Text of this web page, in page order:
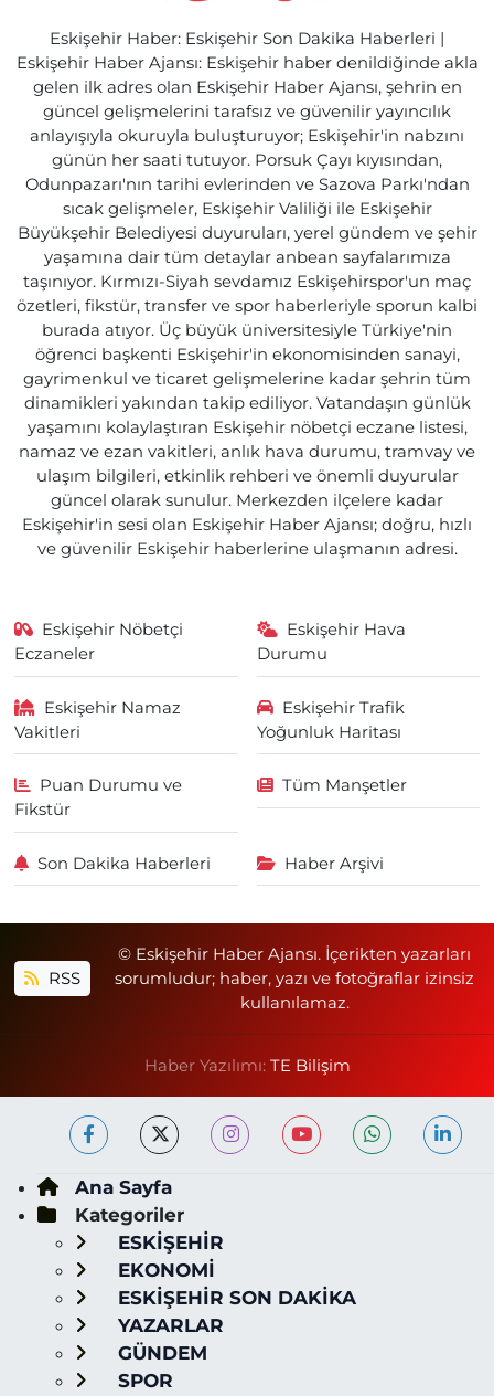
Eskişehir Haber: Eskişehir Son Dakika Haberleri |
Eskişehir Haber Ajansı: Eskişehir haber denildiğinde akla
gelen ilk adres olan Eskişehir Haber Ajansı, şehrin en
güncel gelişmelerini tarafsız ve güvenilir yayıncılık
anlayışıyla okuruyla buluşturuyor; Eskişehir'in nabzını
günün her saati tutuyor. Porsuk Çayı kıyısından,
Odunpazarı'nın tarihi evlerinden ve Sazova Parkı'ndan
sıcak gelişmeler, Eskişehir Valiliği ile Eskişehir
Büyükşehir Belediyesi duyuruları, yerel gündem ve şehir
yaşamına dair tüm detaylar anbean sayfalarımıza
taşınıyor. Kırmızı-Siyah sevdamız Eskişehirspor'un maç
özetleri, fikstür, transfer ve spor haberleriyle sporun kalbi
burada atıyor. Üç büyük üniversitesiyle Türkiye'nin
öğrenci başkenti Eskişehir'in ekonomisinden sanayi,
gayrimenkul ve ticaret gelişmelerine kadar şehrin tüm
dinamikleri yakından takip ediliyor. Vatandaşın günlük
yaşamını kolaylaştıran Eskişehir nöbetçi eczane listesi,
namaz ve ezan vakitleri, anlık hava durumu, tramvay ve
ulaşım bilgileri, etkinlik rehberi ve önemli duyurular
güncel olarak sunulur. Merkezden ilçelere kadar
Eskişehir'in sesi olan Eskişehir Haber Ajansı; doğru, hızlı
ve güvenilir Eskişehir haberlerine ulaşmanın adresi.
Eskişehir Nöbetçi
Eczaneler
Eskişehir Hava
Durumu
Eskişehir Namaz
Vakitleri
Eskişehir Trafik
Yoğunluk Haritası
Puan Durumu ve
Fikstür
Tüm Manşetler
Son Dakika Haberleri Haber Arşivi
RSS
© Eskişehir Haber Ajansı. İçerikten yazarları
sorumludur; haber, yazı ve fotoğraflar izinsiz
kullanılamaz.
Haber Yazılımı: TE Bilişim
Ana Sayfa
Kategoriler
ESKİŞEHİR
EKONOMİ
ESKİŞEHİR SON DAKİKA
YAZARLAR
GÜNDEM
SPOR